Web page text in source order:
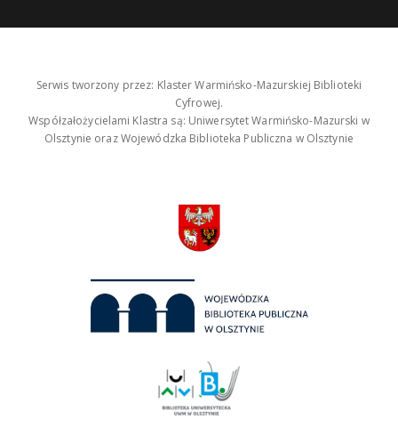
Serwis tworzony przez: Klaster Warmińsko-Mazurskiej Biblioteki
Cyfrowej.
Współzałożycielami Klastra są: Uniwersytet Warmińsko-Mazurski w
Olsztynie oraz Wojewódzka Biblioteka Publiczna w Olsztynie